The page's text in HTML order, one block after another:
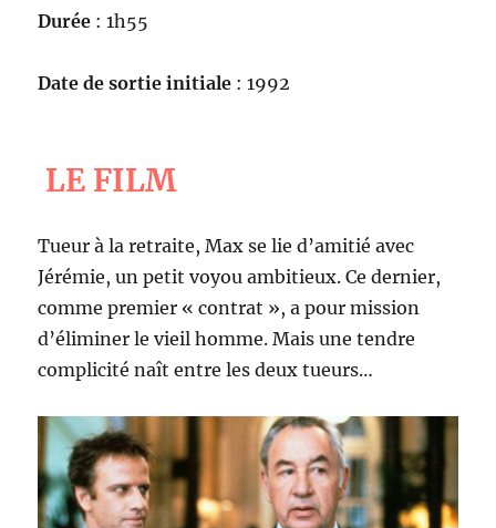
Durée : 1h55
Date de sortie initiale : 1992
LE FILM
Tueur à la retraite, Max se lie d’amitié avec
Jérémie, un petit voyou ambitieux. Ce dernier,
comme premier « contrat », a pour mission
d’éliminer le vieil homme. Mais une tendre
complicité naît entre les deux tueurs…